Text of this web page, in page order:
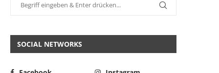
SOCIAL NETWORKS